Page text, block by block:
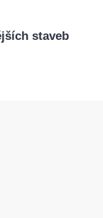
staveb